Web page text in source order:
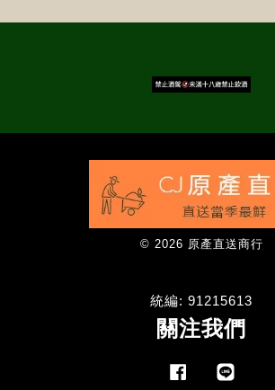
© 2026 原產直送商行
統編: 91215613
關注我們
Facebook